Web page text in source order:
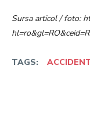
Sursa articol / foto:
TAGS: